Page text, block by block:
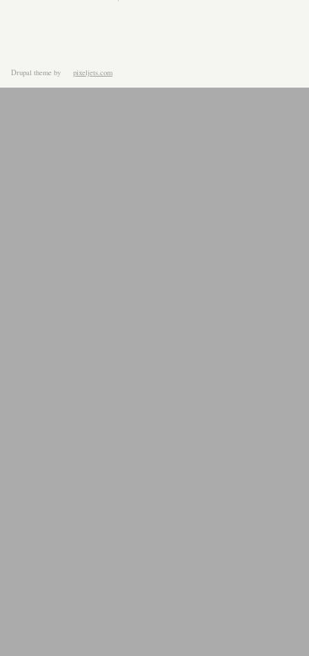
Drupal theme by pixeljets.com